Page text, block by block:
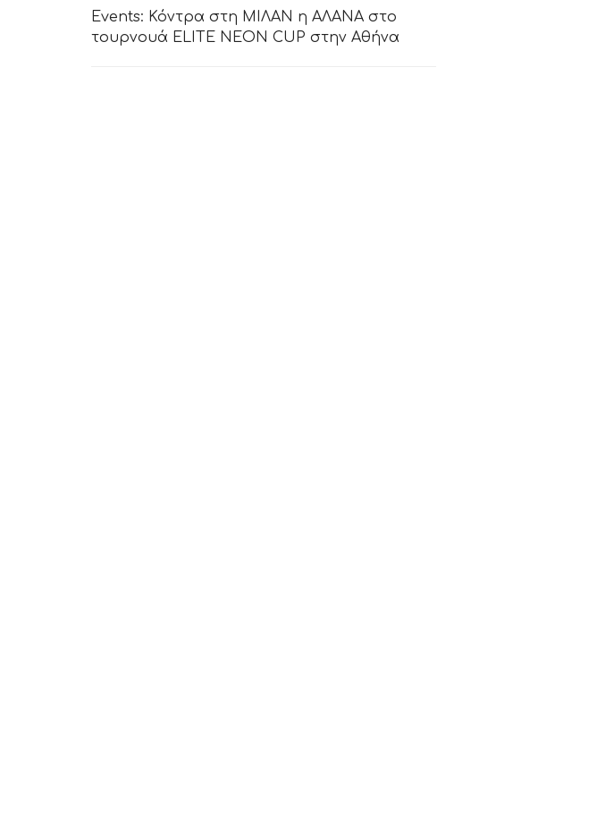
Events: Κόντρα στη ΜΙΛΑΝ η ΑΛΑΝΑ στο
τουρνουά ELITE NEON CUP στην Αθήνα